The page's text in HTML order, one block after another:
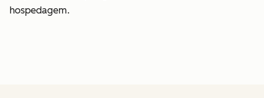
hospedagem.